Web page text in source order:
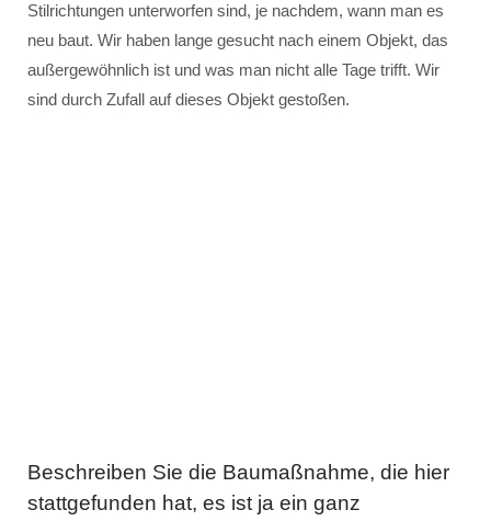
Stilrichtungen unterworfen sind, je nachdem, wann man es
neu baut. Wir haben lange gesucht nach einem Objekt, das
außergewöhnlich ist und was man nicht alle Tage trifft. Wir
sind durch Zufall auf dieses Objekt gestoßen.
Beschreiben Sie die Baumaßnahme, die hier
stattgefunden hat, es ist ja ein ganz